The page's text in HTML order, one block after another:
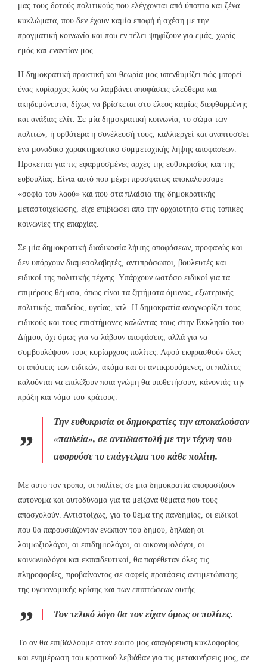
μας τους δοτούς πολιτικούς που ελέγχονται από ύποπτα και ξένα
κυκλώματα, που δεν έχουν καμία επαφή ή σχέση με την
πραγματική κοινωνία και που εν τέλει ψηφίζουν για εμάς, χωρίς
εμάς και εναντίον μας.
Η δημοκρατική πρακτική και θεωρία μας υπενθυμίζει πώς μπορεί
ένας κυρίαρχος λαός να λαμβάνει αποφάσεις ελεύθερα και
ακηδεμόνευτα, δίχως να βρίσκεται στο έλεος καμίας διεφθαρμένης
και ανάξιας ελίτ. Σε μία δημοκρατική κοινωνία, το σώμα των
πολιτών, ή ορθότερα η συνέλευσή τους, καλλιεργεί και αναπτύσσει
ένα μοναδικό χαρακτηριστικό συμμετοχικής λήψης αποφάσεων.
Πρόκειται για τις εφαρμοσμένες αρχές της ευθυκρισίας και της
ευβουλίας. Είναι αυτό που μέχρι προσφάτως αποκαλούσαμε
«σοφία του λαού» και που στα πλαίσια της δημοκρατικής
μεταστοιχείωσης, είχε επιβιώσει από την αρχαιότητα στις τοπικές
κοινωνίες της επαρχίας.
Σε μία δημοκρατική διαδικασία λήψης αποφάσεων, προφανώς και
δεν υπάρχουν διαμεσολαβητές, αντιπρόσωποι, βουλευτές και
ειδικοί της πολιτικής τέχνης. Υπάρχουν ωστόσο ειδικοί για τα
επιμέρους θέματα, όπως είναι τα ζητήματα άμυνας, εξωτερικής
πολιτικής, παιδείας, υγείας, κτλ. Η δημοκρατία αναγνωρίζει τους
ειδικούς και τους επιστήμονες καλώντας τους στην Εκκλησία του
Δήμου, όχι όμως για να λάβουν αποφάσεις, αλλά για να
συμβουλέψουν τους κυρίαρχους πολίτες. Αφού εκφρασθούν όλες
οι απόψεις των ειδικών, ακόμα και οι αντικρουόμενες, οι πολίτες
καλούνται να επιλέξουν ποια γνώμη θα υιοθετήσουν, κάνοντάς την
πράξη και νόμο του κράτους.
Την ευθυκρισία οι δημοκρατίες την αποκαλούσαν
«παιδεία», σε αντιδιαστολή με την τέχνη που
αφορούσε το επάγγελμα του κάθε πολίτη.
Με αυτό τον τρόπο, οι πολίτες σε μια δημοκρατία αποφασίζουν
αυτόνομα και αυτοδύναμα για τα μείζονα θέματα που τους
απασχολούν. Αντιστοίχως, για το θέμα της πανδημίας, οι ειδικοί
που θα παρουσιάζονταν ενώπιον του δήμου, δηλαδή οι
λοιμωξιολόγοι, οι επιδημιολόγοι, οι οικονομολόγοι, οι
κοινωνιολόγοι και εκπαιδευτικοί, θα παρέθεταν όλες τις
πληροφορίες, προβαίνοντας σε σαφείς προτάσεις αντιμετώπισης
της υγειονομικής κρίσης και των επιπτώσεων αυτής.
Τον τελικό λόγο θα τον είχαν όμως οι πολίτες.
Το αν θα επιβάλλουμε στον εαυτό μας απαγόρευση κυκλοφορίας
και ενημέρωση του κρατικού λεβιάθαν για τις μετακινήσεις μας, αν